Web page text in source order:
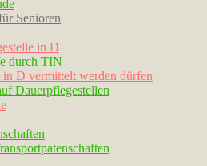
Senioren
in D
durch TIN
D vermittelt werden dürfen
Dauerpflegestellen